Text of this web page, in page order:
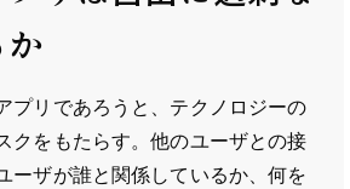
プリであろうと、テクノロジーの
クをもたらす。他のユーザとの接
ーザが誰と関係しているか、何を